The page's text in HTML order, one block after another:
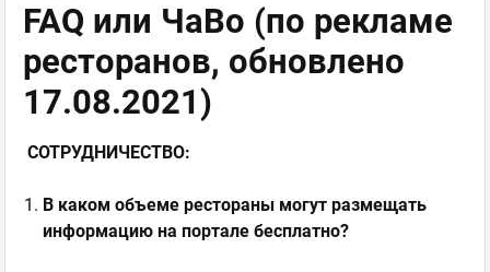
FAQ или ЧаВо (по рекламе
ресторанов, обновлено
17.08.2021)
СОТРУДНИЧЕСТВО:
В каком объеме рестораны могут размещать
информацию на портале бесплатно?